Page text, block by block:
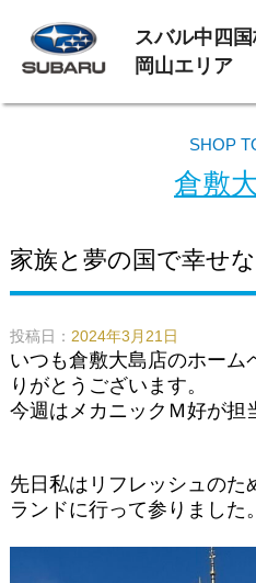
スバル中四
岡山エリア
SHOP
倉敷
家族と夢の国で幸せ
投稿日： 2024年3月21日
いつも倉敷大島店のホーム
りがとうございます。
今週はメカニックＭ好が担
先日私はリフレッシュのた
ランドに行って参りました。